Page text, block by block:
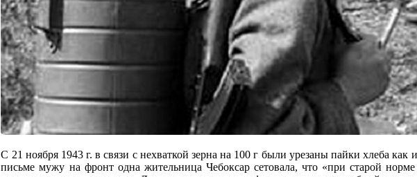
С 21 ноября 1943 г. в связи с нехваткой зерна на 100 г были урезаны пайки хлеба
письме мужу на фронт одна жительница Чебоксар сетовала, что «при старой